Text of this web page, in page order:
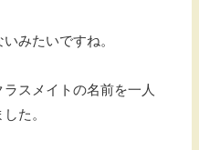
みたいですね。
スメイトの名前を一人
た。